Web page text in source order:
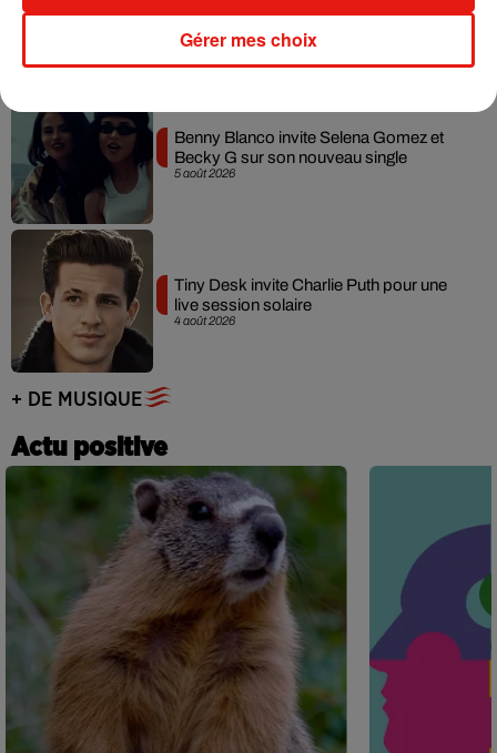
5 août 2026
Benny Blanco invite Selena Gomez et
Becky G sur son nouveau single
4 août 2026
Tiny Desk invite Charlie Puth pour une
live session solaire
+ DE MUSIQUE
Actu positive
Gérer mes choix